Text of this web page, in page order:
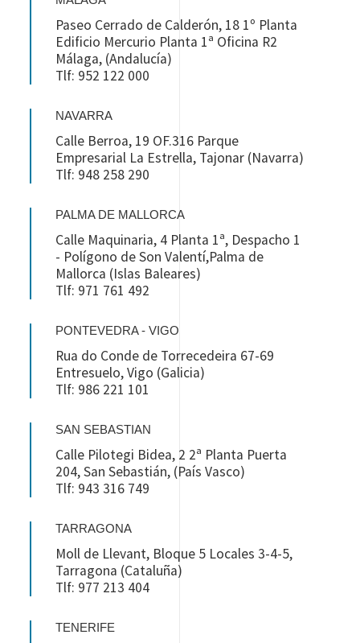
Paseo Cerrado de Calderón, 18 1º Planta
Edificio Mercurio Planta 1ª Oficina R2
Málaga, (Andalucía)
Tlf: 952 122 000
NAVARRA
Calle Berroa, 19 OF.316 Parque
Empresarial La Estrella, Tajonar (Navarra)
Tlf: 948 258 290
PALMA DE MALLORCA
Calle Maquinaria, 4 Planta 1ª, Despacho 1
- Polígono de Son Valentí,Palma de
Mallorca (Islas Baleares)
Tlf: 971 761 492
PONTEVEDRA - VIGO
Rua do Conde de Torrecedeira 67-69
Entresuelo, Vigo (Galicia)
Tlf: 986 221 101
SAN SEBASTIAN
Calle Pilotegi Bidea, 2 2ª Planta Puerta
204, San Sebastián, (País Vasco)
Tlf: 943 316 749
TARRAGONA
Moll de Llevant, Bloque 5 Locales 3-4-5,
Tarragona (Cataluña)
Tlf: 977 213 404
TENERIFE